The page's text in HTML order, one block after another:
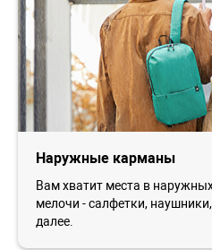
Наружные карманы
Вам хватит места в
мелочи - салфетки,
далее.